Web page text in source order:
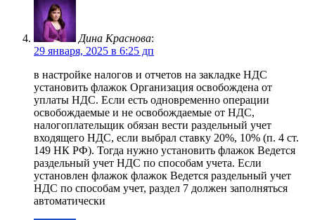
Дина Краснова:
29 января, 2025 в 6:25 дп
в настройке налогов и отчетов на закладке НДС
установить флажок Организация освобождена от
уплаты НДС. Если есть одновременно операции
освобождаемые и не освобождаемые от НДС,
налогоплательщик обязан вести раздельный учет
входящего НДС, если выбрал ставку 20%, 10% (п. 4 ст.
149 НК РФ). Тогда нужно установить флажок Ведется
раздельный учет НДС по способам учета. Если
установлен флажок флажок Ведется раздельный учет
НДС по способам учет, раздел 7 должен заполняться
автоматически